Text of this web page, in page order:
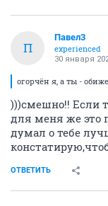
П
Павел3
experienced
30 января
огорчён я, а ты -
)))смешно!! Если
для меня же это
думал о тебе
ОТВЕТИТЬ